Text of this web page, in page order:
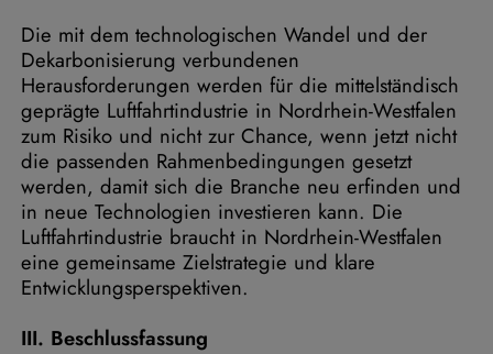
Die mit dem technologischen Wandel und der
Dekarbonisierung verbundenen
Herausforderungen werden für die mittelständisch
geprägte Luftfahrtindustrie in Nordrhein-Westfalen
zum Risiko und nicht zur Chance, wenn jetzt nicht
die passenden Rahmenbedingungen gesetzt
werden, damit sich die Branche neu erfinden und
in neue Technologien investieren kann. Die
Luftfahrtindustrie braucht in Nordrhein-Westfalen
eine gemeinsame Zielstrategie und klare
Entwicklungsperspektiven.
III. Beschlussfassung